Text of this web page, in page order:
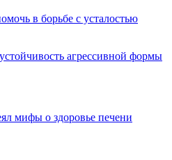
в борьбе с усталостью
агрессивной формы
мифы о здоровье печени